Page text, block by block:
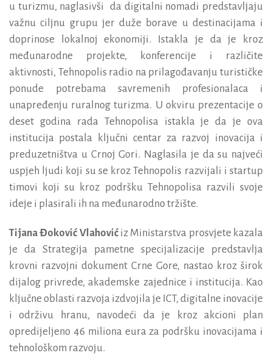
u turizmu, naglasivši da digitalni nomadi predstavljaju
važnu ciljnu grupu jer duže borave u destinacijama i
doprinose lokalnoj ekonomiji. Istakla je da je kroz
međunarodne projekte, konferencije i različite
aktivnosti, Tehnopolis radio na prilagođavanju turističke
ponude potrebama savremenih profesionalaca i
unapređenju ruralnog turizma. U okviru prezentacije o
deset godina rada Tehnopolisa istakla je da je ova
institucija postala ključni centar za razvoj inovacija i
preduzetništva u Crnoj Gori. Naglasila je da su najveći
uspjeh ljudi koji su se kroz Tehnopolis razvijali i startup
timovi koji su kroz podršku Tehnopolisa razvili svoje
ideje i plasirali ih na međunarodno tržište.
Tijana Đoković Vlahovićiz Ministarstva prosvjete kazala
je da Strategija pametne specijalizacije predstavlja
krovni razvojni dokument Crne Gore, nastao kroz širok
dijalog privrede, akademske zajednice i institucija. Kao
ključne oblasti razvoja izdvojila je ICT, digitalne inovacije
i održivu hranu, navodeći da je kroz akcioni plan
opredijeljeno 46 miliona eura za podršku inovacijama i
tehnološkom razvoju.